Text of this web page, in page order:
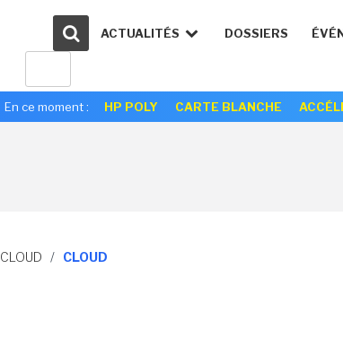
ACTUALITÉS DOSSIERS
En ce moment : HP POLY CARTE BLANCHE
CLOUD / CLOUD